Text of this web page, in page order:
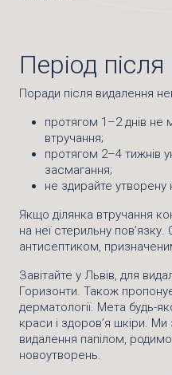
Період
Поради після видалення
протягом 1–2 днів не
втручання;
протягом 2–4 тижнів
засмагання;
не здирайте утворену
Якщо ділянка втручання
на неї стерильну пов’язку.
антисептиком,
Завітайте у Львів, для
Горизонти. Також
дерматології. Мета будь-
краси і здоров’я шкіри.
видалення папілом,
новоутворень.